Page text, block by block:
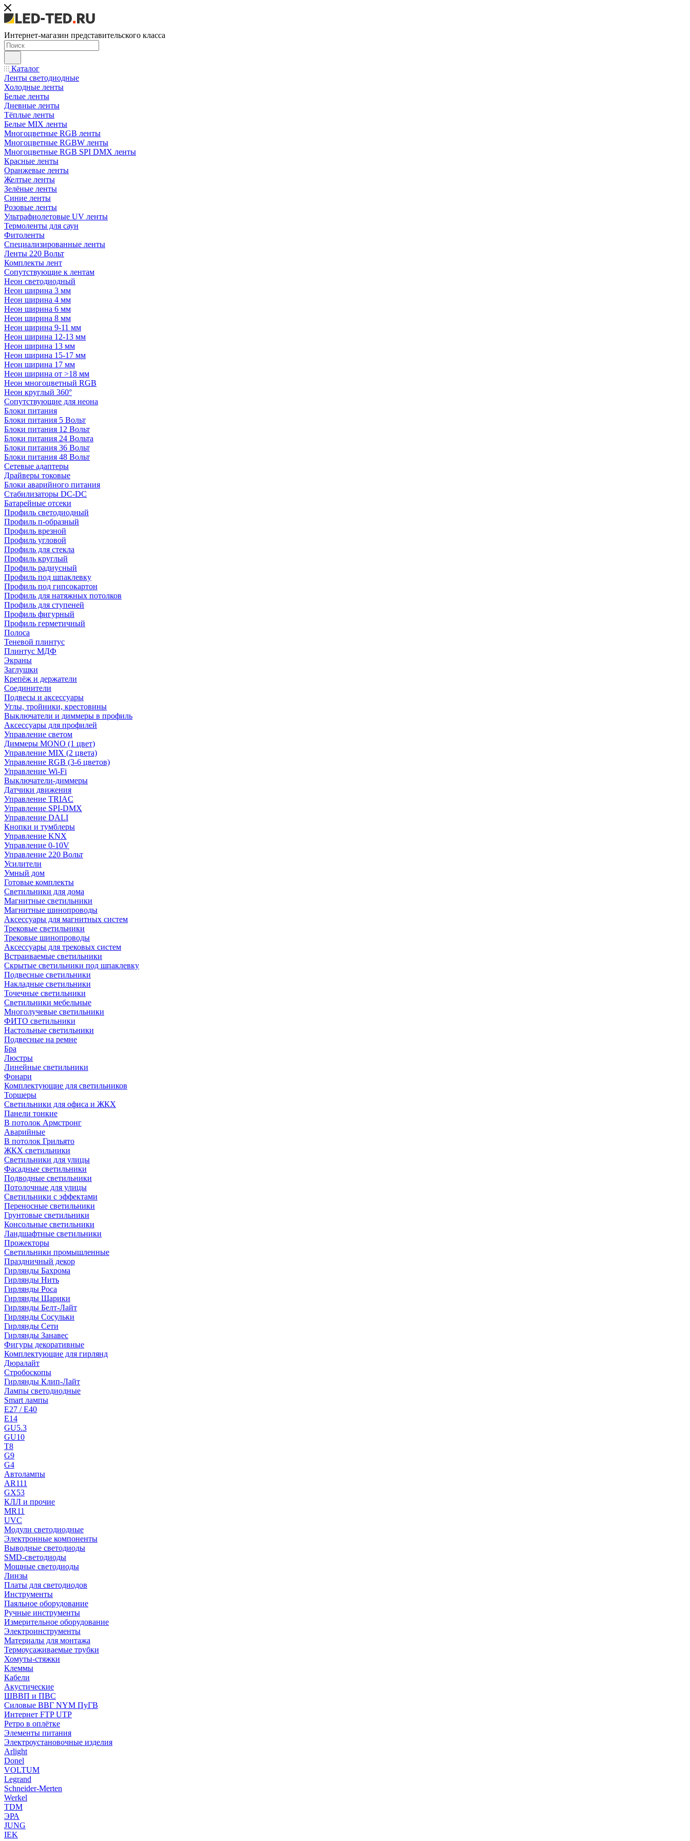
Интернет-магазин представительского класса
Каталог
Ленты светодиодные
Холодные ленты
Белые ленты
Дневные ленты
Тёплые ленты
Белые MIX ленты
Многоцветные RGB ленты
Многоцветные RGBW ленты
Многоцветные RGB SPI DMX ленты
Красные ленты
Оранжевые ленты
Желтые ленты
Зелёные ленты
Синие ленты
Розовые ленты
Ультрафиолетовые UV ленты
Термоленты для саун
Фитоленты
Специализированные ленты
Ленты 220 Вольт
Комплекты лент
Сопутствующие к лентам
Неон светодиодный
Неон ширина 3 мм
Неон ширина 4 мм
Неон ширина 6 мм
Неон ширина 8 мм
Неон ширина 9-11 мм
Неон ширина 12-13 мм
Неон ширина 13 мм
Неон ширина 15-17 мм
Неон ширина 17 мм
Неон ширина от >18 мм
Неон многоцветный RGB
Неон круглый 360°
Сопутствующие для неона
Блоки питания
Блоки питания 5 Вольт
Блоки питания 12 Вольт
Блоки питания 24 Вольта
Блоки питания 36 Вольт
Блоки питания 48 Вольт
Сетевые адаптеры
Драйверы токовые
Блоки аварийного питания
Стабилизаторы DC-DC
Батарейные отсеки
Профиль светодиодный
Профиль п-образный
Профиль врезной
Профиль угловой
Профиль для стекла
Профиль круглый
Профиль радиусный
Профиль под шпаклевку
Профиль под гипсокартон
Профиль для натяжных потолков
Профиль для ступеней
Профиль фигурный
Профиль герметичный
Полоса
Теневой плинтус
Плинтус МДФ
Экраны
Заглушки
Крепёж и держатели
Соединители
Подвесы и аксессуары
Углы, тройники, крестовины
Выключатели и диммеры в профиль
Аксессуары для профилей
Управление светом
Диммеры MONO (1 цвет)
Управление MIX (2 цвета)
Управление RGB (3-6 цветов)
Управление Wi-Fi
Выключатели-диммеры
Датчики движения
Управление TRIAC
Управление SPI-DMX
Управление DALI
Кнопки и тумблеры
Управление KNX
Управление 0-10V
Управление 220 Вольт
Усилители
Умный дом
Готовые комплекты
Светильники для дома
Магнитные светильники
Магнитные шинопроводы
Аксессуары для магнитных систем
Трековые светильники
Трековые шинопроводы
Аксессуары для трековых систем
Встраиваемые светильники
Скрытые светильники под шпаклевку
Подвесные светильники
Накладные светильники
Точечные светильники
Светильники мебельные
Многолучевые светильники
ФИТО светильники
Настольные светильники
Подвесные на ремне
Бра
Люстры
Линейные светильники
Фонари
Комплектующие для светильников
Торшеры
Светильники для офиса и ЖКХ
Панели тонкие
В потолок Армстронг
Аварийные
В потолок Грильято
ЖКХ светильники
Светильники для улицы
Фасадные светильники
Подводные светильники
Потолочные для улицы
Светильники с эффектами
Переносные светильники
Грунтовые светильники
Консольные светильники
Ландшафтные светильники
Прожекторы
Светильники промышленные
Праздничный декор
Гирлянды Бахрома
Гирлянды Нить
Гирлянды Роса
Гирлянды Шарики
Гирлянды Белт-Лайт
Гирлянды Сосульки
Гирлянды Сети
Гирлянды Занавес
Фигуры декоративные
Комплектующие для гирлянд
Дюралайт
Стробоскопы
Гирлянды Клип-Лайт
Лампы светодиодные
Smart лампы
E27 / E40
E14
GU5.3
GU10
T8
G9
G4
Автолампы
AR111
GX53
КЛЛ и прочие
MR11
UVC
Модули светодиодные
Электронные компоненты
Выводные светодиоды
SMD-светодиоды
Мощные светодиоды
Линзы
Платы для светодиодов
Инструменты
Паяльное оборудование
Ручные инструменты
Измерительное оборудование
Электроинструменты
Материалы для монтажа
Термоусаживаемые трубки
Хомуты-стяжки
Клеммы
Кабели
Акустические
ШВВП и ПВС
Силовые ВВГ NYM ПуГВ
Интернет FTP UTP
Ретро в оплётке
Элементы питания
Электроустановочные изделия
Arlight
Donel
VOLTUM
Legrand
Schneider-Merten
Werkel
TDM
ЭРА
JUNG
IEK